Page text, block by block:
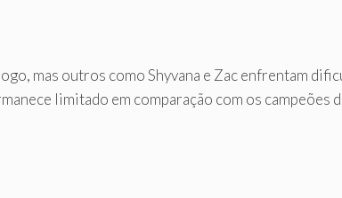
mas outros como Shyvana e Zac enfrentam
limitado em comparação com os campeões